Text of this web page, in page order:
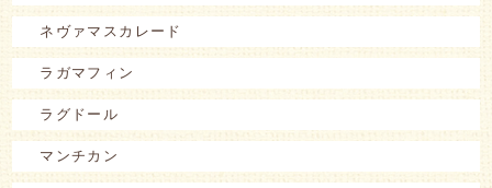
ネヴァマスカレード
ラガマフィン
ラグドール
マンチカン